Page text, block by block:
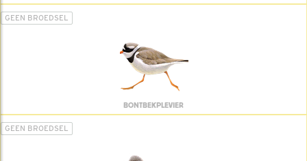
GEEN BROEDSEL
BONTBEKPLEVIER
GEEN BROEDSEL